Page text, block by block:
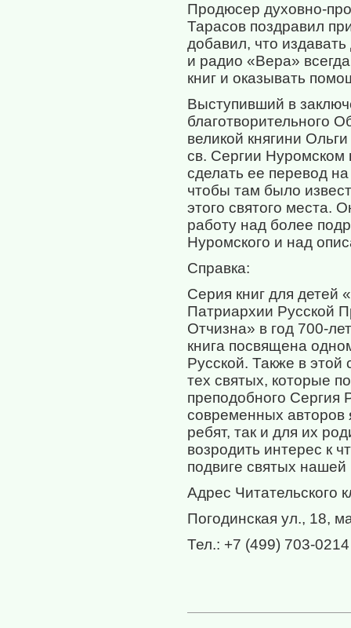
Продюсер духовно-
Тарасов поздравил
добавил, что
и радио «Вера»
книг и оказывать
Выступивший в
благотворительного
великой княгини
св. Сергии Нуромском
сделать ее перевод
чтобы там было
этого святого места.
работу над более
Нуромского и над
Справка:
Серия книг для детей
Патриархии Русской
Отчизна» в год 700-
книга посвящена
Русской. Также в
тех святых, которые
преподобного Сергия
современных авторов
ребят, так и для их
возродить интерес к
подвиге святых
Адрес Читательского
Погодинская ул., 18,
Тел.: +7 (499) 703-